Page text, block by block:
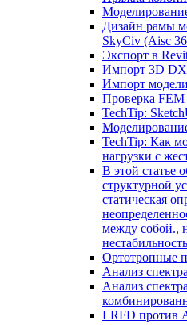
Дизайн рамы
SkyCiv (Aisc
Экспорт в
Импорт 3D
Импорт
Проверка
TechTip:
TechTip: Как
нагрузки с
В этой статье
структурной
статическая
между собой.,
нестабильность
Ортотропные
Анализ
Анализ
LRFD против